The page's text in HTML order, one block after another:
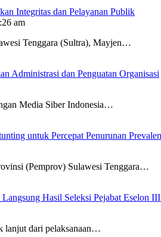
Integritas dan Pelayanan Publik
am
Tenggara (Sultra), Mayjen…
Administrasi dan Penguatan Organisasi
Media Siber Indonesia…
untuk Percepat Penurunan
(Pemprov) Sulawesi Tenggara…
Hasil Seleksi Pejabat Eselon
dari pelaksanaan…